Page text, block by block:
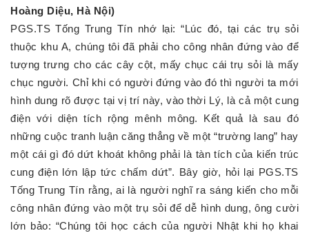
Hoàng Diệu, Hà Nội)
PGS.TS Tống Trung Tín nhớ lại: “Lúc đó, tại các trụ sỏi
thuộc khu A, chúng tôi đã phải cho công nhân đứng vào để
tượng trưng cho các cây cột, mấy chục cái trụ sỏi là mấy
chục người. Chỉ khi có người đứng vào đó thì người ta mới
hình dung rõ được tại vị trí này, vào thời Lý, là cả một cung
điện với diện tích rộng mênh mông. Kết quả là sau đó
những cuộc tranh luận căng thẳng về một “trường lang” hay
một cái gì đó dứt khoát không phải là tàn tích của kiến trúc
cung điện lớn lập tức chấm dứt”. Bây giờ, hỏi lại PGS.TS
Tống Trung Tín rằng, ai là người nghĩ ra sáng kiến cho mỗi
công nhân đứng vào một trụ sỏi để dễ hình dung, ông cười
lớn bảo: “Chúng tôi học cách của người Nhật khi họ khai